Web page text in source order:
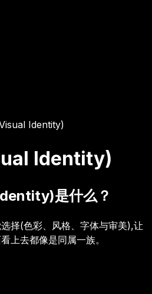
Identity)
Identity)
是什么？
择(色彩、风格、字体与审美),让
上去都像是同属一族。